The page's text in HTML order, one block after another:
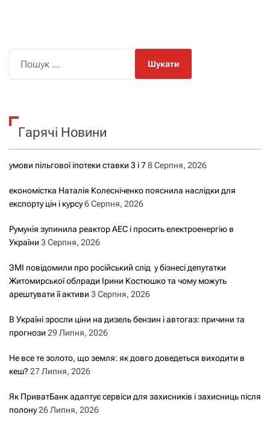
к
Гарячі Новини
умови пільгової іпотеки ставки 3 і 78 Серпня, 2026
економістка Наталія Колесніченко пояснила наслідки для
експорту цін і курсу6 Серпня, 2026
Румунія зупинила реактор АЕС і просить електроенергію в
України 3 Серпня, 2026
ЗМІ повідомили про російський слід у бізнесі депутатки
Житомирської облради Ірини Костюшко та чому можуть
арештувати її активи 3 Серпня, 2026
В Україні зросли ціни на дизель бензин і автогаз: причини та
прогнози 29 Липня, 2026
Не все те золото, що земля: як довго доведеться виходити в
кеш? 27 Липня, 2026
Як ПриватБанк адаптує сервіси для захисників і захисниць після
полону26 Липня, 2026